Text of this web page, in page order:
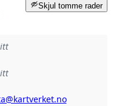
Skjul tomme rader